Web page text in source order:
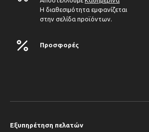
Η διαθεσιμότητα εμφανίζεται
στην σελίδα προϊόντων.
Προσφορές
Εξυπηρέτηση πελατών